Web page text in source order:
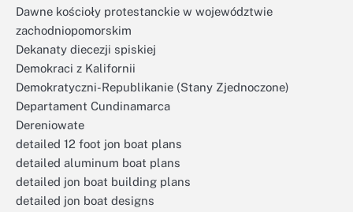
Dawne kościoły protestanckie w województwie
zachodniopomorskim
Dekanaty diecezji spiskiej
Demokraci z Kalifornii
Demokratyczni-Republikanie (Stany Zjednoczone)
Departament Cundinamarca
Dereniowate
detailed 12 foot jon boat plans
detailed aluminum boat plans
detailed jon boat building plans
detailed jon boat designs